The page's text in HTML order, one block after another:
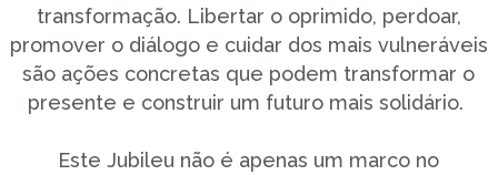
transformação. Libertar o oprimido, perdoar,
promover o diálogo e cuidar dos mais vulneráveis
são ações concretas que podem transformar o
presente e construir um futuro mais solidário.
Este Jubileu não é apenas um marco no